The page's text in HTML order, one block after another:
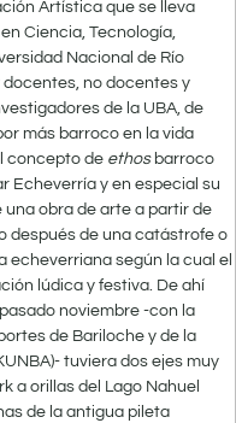
Artística que se lleva
Ciencia, Tecnología,
Nacional de Río
no docentes y
de la UBA, de
más barroco en la vida
concepto de ethos barroco
Echeverría y en especial su
obra de arte a partir de
después de una catástrofe o
echeverriana según la cual el
lúdica y festiva. De ahí
noviembre -con la
de Bariloche y de la
tuviera dos ejes muy
a orillas del Lago Nahuel
de la antigua pileta